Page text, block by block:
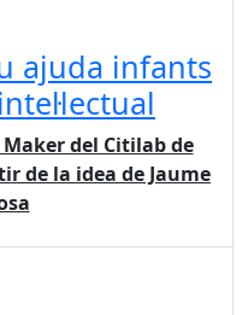
ajuda infants
del Citilab de
de la idea de Jaume